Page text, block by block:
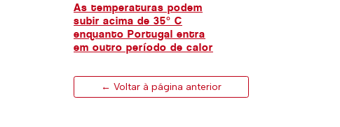
As temperaturas podem
subir acima de 35° C
enquanto Portugal entra
em outro período de calor
← Voltar à página anterior